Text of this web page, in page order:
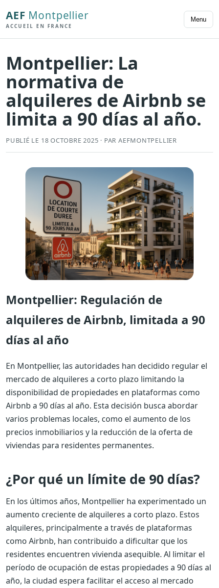
AEF Montpellier
ACCUEIL EN FRANCE
Menu
Montpellier: La
normativa de
alquileres de Airbnb se
limita a 90 días al año.
PUBLIÉ LE 18 OCTOBRE 2025 · PAR AEFMONTPELLIER
Montpellier: Regulación de
alquileres de Airbnb, limitada a 90
días al año
En Montpellier, las autoridades han decidido regular el
mercado de alquileres a corto plazo limitando la
disponibilidad de propiedades en plataformas como
Airbnb a 90 días al año. Esta decisión busca abordar
varios problemas locales, como el aumento de los
precios inmobiliarios y la reducción de la oferta de
viviendas para residentes permanentes.
¿Por qué un límite de 90 días?
En los últimos años, Montpellier ha experimentado un
aumento creciente de alquileres a corto plazo. Estos
alquileres, principalmente a través de plataformas
como Airbnb, han contribuido a dificultar que los
residentes encuentren vivienda asequible. Al limitar el
período de ocupación de estas propiedades a 90 días al
año, la ciudad espera facilitar el acceso al mercado